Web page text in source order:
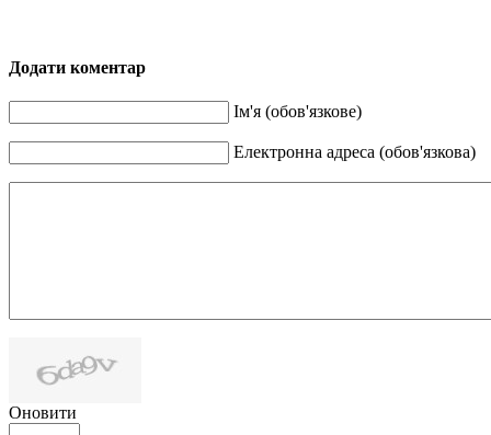
Додати коментар
Ім'я (обов'язкове)
Електронна адреса (обов'язкова)
Оновити